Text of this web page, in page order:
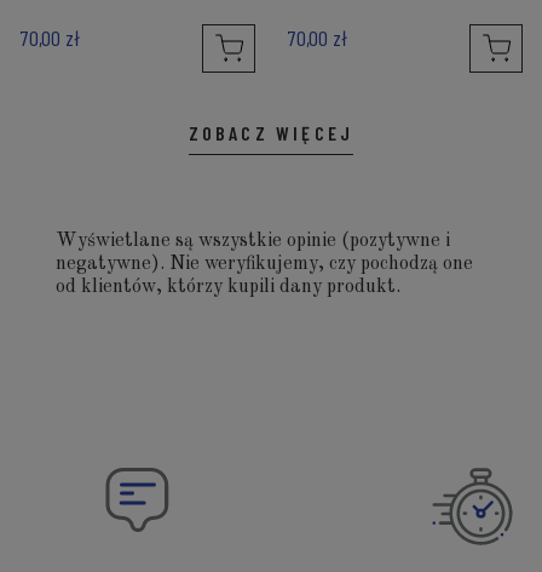
70,00 zł 70,00 zł
ZOBACZ WIĘCEJ
Wyświetlane są wszystkie opinie (pozytywne i
negatywne). Nie weryfikujemy, czy pochodzą one
od klientów, którzy kupili dany produkt.